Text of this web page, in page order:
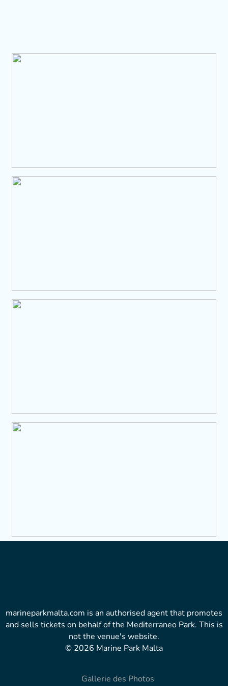
marineparkmalta.com is an authorised agent that promotes
and sells tickets on behalf of the Mediterraneo Park. This is
not the venue's website.
© 2026 Marine Park Malta
Gallerie des Photos